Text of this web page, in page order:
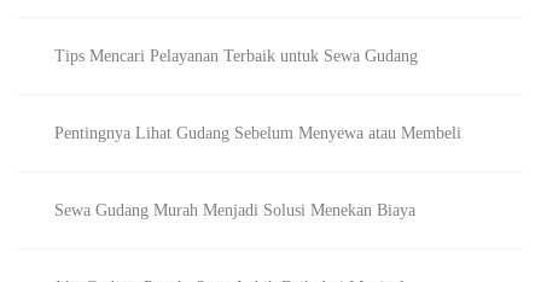
Tips Mencari Pelayanan Terbaik untuk Sewa Gudang
Pentingnya Lihat Gudang Sebelum Menyewa atau Membeli
Sewa Gudang Murah Menjadi Solusi Menekan Biaya